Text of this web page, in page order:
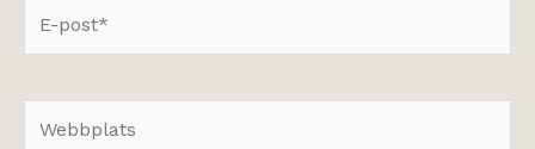
post*